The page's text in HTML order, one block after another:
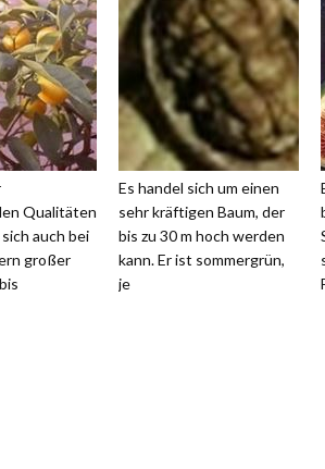
Qualitäten
auch bei
großer
Es handel sich um einen
sehr kräftigen Baum, der
bis zu 30 m hoch werden
kann. Er ist sommergrün,
je